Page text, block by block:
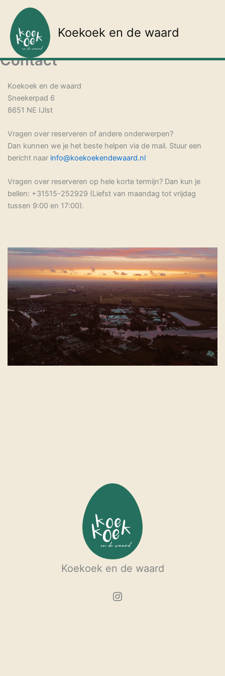
naar
inhoud
Koekoek en de waard
Contact
Koekoek en de waard
Sneekerpad 6
8651 NE IJlst
Vragen over reserveren of andere onderwerpen?
Dan kunnen we je het beste helpen via de mail. Stuur een
bericht naar info@koekoekendewaard.nl
Vragen over reserveren op hele korte termijn? Dan kun je
bellen: +31515-252929 (Liefst van maandag tot vrijdag
tussen 9:00 en 17:00).
Koekoek en de waard
Instagram